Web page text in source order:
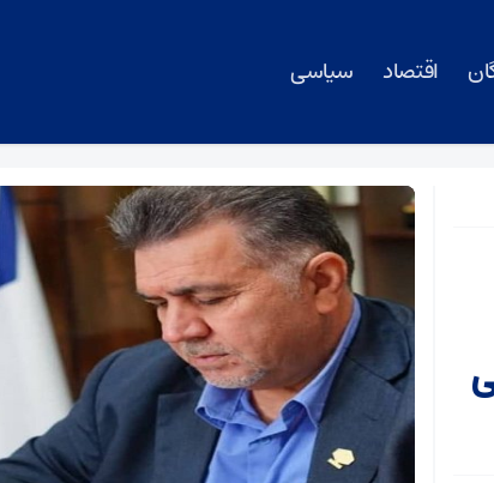
اقتصاد سیاسی